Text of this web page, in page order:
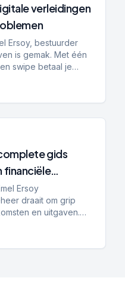
verleidingen
Ersoy, bestuurder
is gemak. Met één
swipe betaal je
je direct inzicht in je
gids
financiële
Ersoy
draait om grip
en uitgaven.
het voorkomen